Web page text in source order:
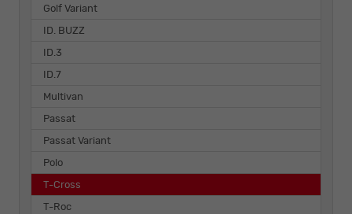
Golf Variant
ID. BUZZ
ID.3
ID.7
Multivan
Passat
Passat Variant
Polo
T-Cross
T-Roc